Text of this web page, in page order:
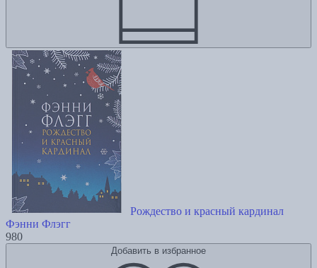
Рождество и красный кардинал
Фэнни Флэгг
980
Добавить в избранное